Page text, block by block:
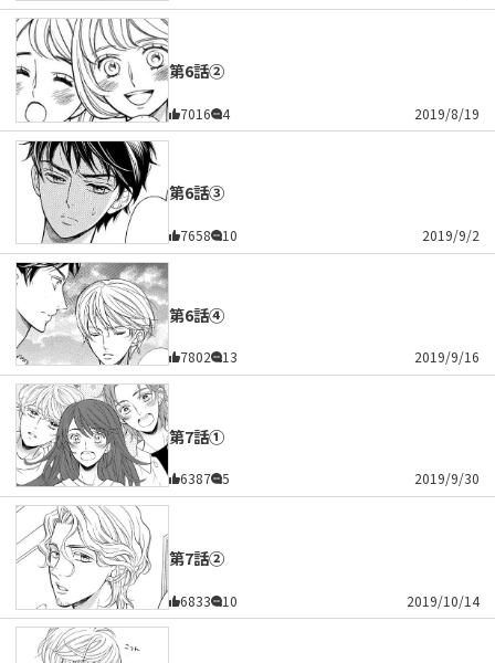
第6話②
7016 4 2019/8/19
第6話③
7658 10 2019/9/2
第6話④
7802 13 2019/9/16
第7話①
6387 5 2019/9/30
第7話②
6833 10 2019/10/14